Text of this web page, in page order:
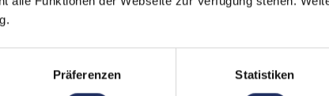
Präferenzen Statistiken